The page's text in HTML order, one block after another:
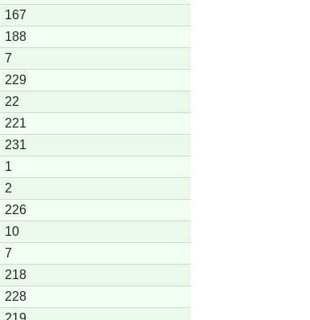
167
188
7
229
22
221
231
1
2
226
10
7
218
228